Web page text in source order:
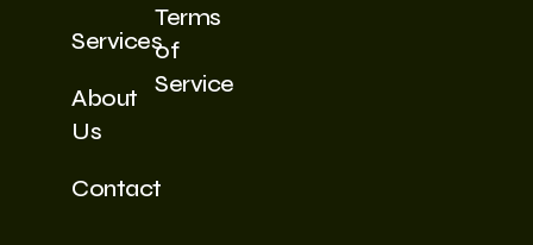
Services
About
Us
Contact
Terms
of
Service